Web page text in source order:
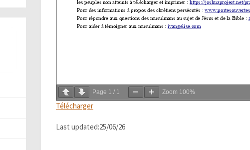
Page 1 / 1 Zoom 100%
Télécharger
Last updated:25/06/26